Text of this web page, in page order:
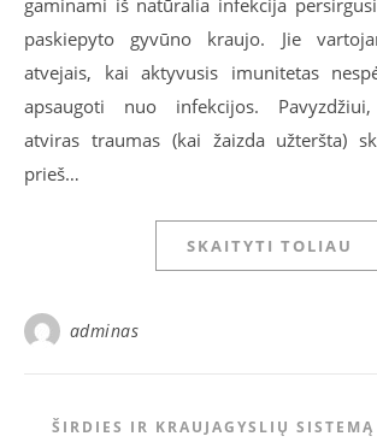
gaminami iš natūralia infekcija
paskiepyto gyvūno kraujo. Jie
atvejais, kai aktyvusis imunitetas
apsaugoti nuo infekcijos. Pavyzdžiui,
atviras traumas (kai žaizda užteršta)
prieš…
SKAITYTI TOLIAU
adminas
ŠIRDIES IR KRAUJAGYSLIŲ